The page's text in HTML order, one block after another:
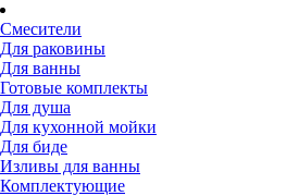
Смесители
Для раковины
Для ванны
Готовые комплекты
Для душа
Для кухонной мойки
Для биде
Изливы для ванны
Комплектующие